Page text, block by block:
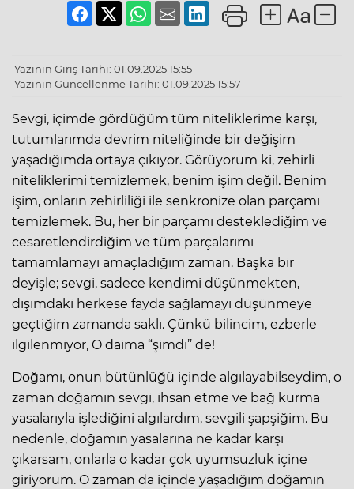
Yazının Giriş Tarihi: 01.09.2025 15:55
Yazının Güncellenme Tarihi: 01.09.2025 15:57
Sevgi, içimde gördüğüm tüm niteliklerime karşı,
tutumlarımda devrim niteliğinde bir değişim
yaşadığımda ortaya çıkıyor. Görüyorum ki, zehirli
niteliklerimi temizlemek, benim işim değil. Benim
işim, onların zehirliliği ile senkronize olan parçamı
temizlemek. Bu, her bir parçamı desteklediğim ve
cesaretlendirdiğim ve tüm parçalarımı
tamamlamayı amaçladığım zaman. Başka bir
deyişle; sevgi, sadece kendimi düşünmekten,
dışımdaki herkese fayda sağlamayı düşünmeye
geçtiğim zamanda saklı. Çünkü bilincim, ezberle
ilgilenmiyor, O daima “şimdi’’ de!
Doğamı, onun bütünlüğü içinde algılayabilseydim, o
zaman doğamın sevgi, ihsan etme ve bağ kurma
yasalarıyla işlediğini algılardım, sevgili şapşiğim. Bu
nedenle, doğamın yasalarına ne kadar karşı
çıkarsam, onlarla o kadar çok uyumsuzluk içine
giriyorum. O zaman da içinde yaşadığım doğamın